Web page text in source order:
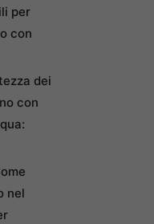
per
con
dei
con
nel